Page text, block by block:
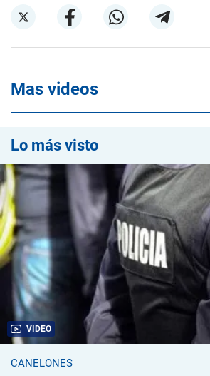
Mas videos
Lo más visto
VIDEO
CANELONES